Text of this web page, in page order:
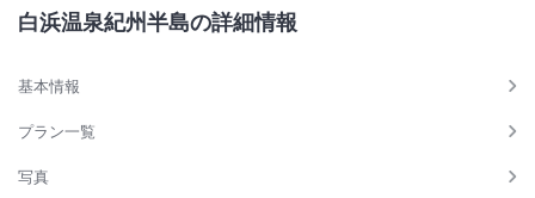
白浜温泉紀州半島の詳細情報
基本情報
プラン一覧
写真